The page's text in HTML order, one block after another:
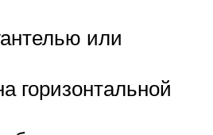
или
горизонтальной